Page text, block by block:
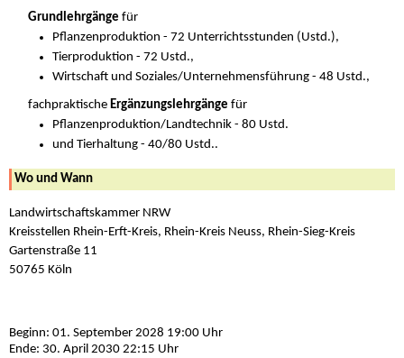
Grundlehrgänge für
Pflanzenproduktion - 72 Unterrichtsstunden (Ustd.),
Tierproduktion - 72 Ustd.,
Wirtschaft und Soziales/Unternehmensführung - 48 Ustd.,
fachpraktische Ergänzungslehrgänge für
Pflanzenproduktion/Landtechnik - 80 Ustd.
und Tierhaltung - 40/80 Ustd..
Wo und Wann
Landwirtschaftskammer NRW
Kreisstellen Rhein-Erft-Kreis, Rhein-Kreis Neuss, Rhein-Sieg-Kreis
Gartenstraße 11
50765 Köln
Beginn: 01. September 2028 19:00 Uhr
Ende: 30. April 2030 22:15 Uhr